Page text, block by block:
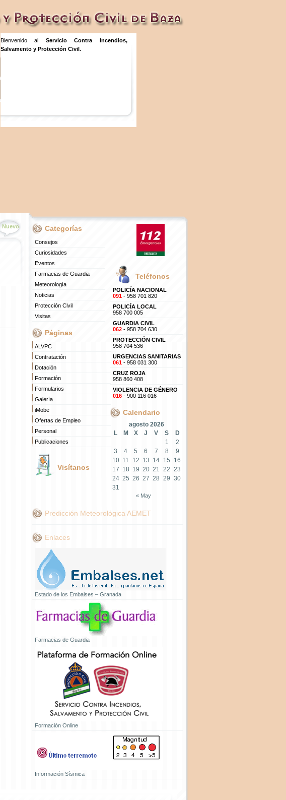
Bienvenido al Servicio Contra Incendios,
Salvamento y Protección Civil.
Nuevo Categorías
Consejos
Curiosidades
Eventos
Farmacias de Guardia
Meteorología
Noticias
Protección Civil
Visitas
Páginas
ALVPC
Contratación
Dotación
Formación
Formularios
Galería
iMobe
Ofertas de Empleo
Personal
Publicaciones
Visítanos
Teléfonos
POLICÍA NACIONAL
091- 958 701 820
POLICÍA LOCAL
958 700 005
GUARDIA CIVIL
062- 958 704 630
PROTECCIÓN CIVIL
958 704 536
URGENCIAS SANITARIAS
061- 958 031 300
CRUZ ROJA
958 860 408
VIOLENCIA DE GÉNERO
016- 900 116 016
Calendario
agosto 2026
L
M X J V S
D
1
2
3
4 5 6 7 8
9
10 11 12 13 14 15
16
17 18 19 20 21 22 23
24 25 26 27 28 29 30
31
« May
Predicción Meteorológica AEMET
Enlaces
Estado de los Embalses – Granada
Farmacias de Guardia
Formación Online
Información Sísmica